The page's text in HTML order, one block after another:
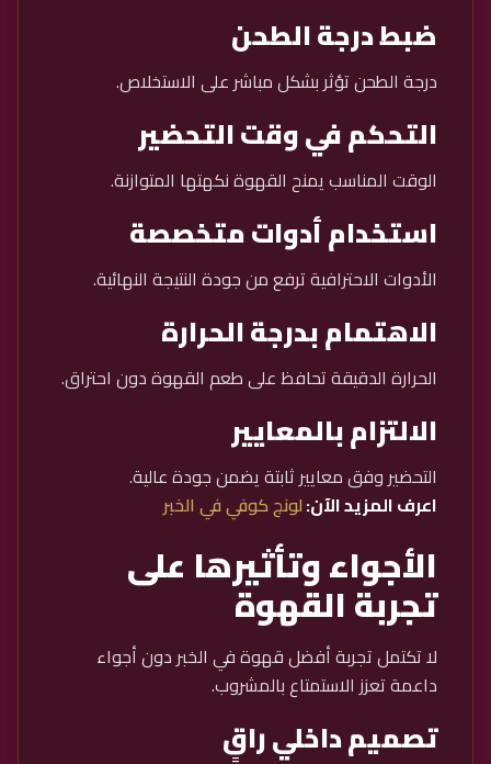
ضبط درجة الطحن
درجة الطحن تؤثر بشكل مباشر على الاستخلاص.
التحكم في وقت التحضير
الوقت المناسب يمنح القهوة نكهتها المتوازنة.
استخدام أدوات متخصصة
الأدوات الاحترافية ترفع من جودة النتيجة النهائية.
الاهتمام بدرجة الحرارة
الحرارة الدقيقة تحافظ على طعم القهوة دون احتراق.
الالتزام بالمعايير
التحضير وفق معايير ثابتة يضمن جودة عالية.
اعرف المزيد الآن:لونج كوفي في الخبر
الأجواء وتأثيرها على
تجربة القهوة
لا تكتمل تجربة أفضل قهوة في الخبر دون أجواء
داعمة تعزز الاستمتاع بالمشروب.
تصميم داخلي راقٍ